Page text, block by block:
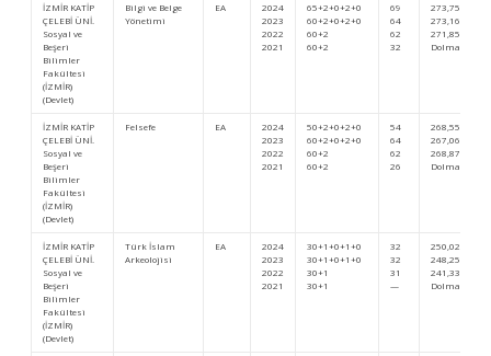
İZMİR KATİP
ÇELEBİ ÜNİ.
Sosyal ve
Beşeri
Bilimler
Fakültesi
(İZMİR)
(Devlet)
Bilgi ve Belge
Yönetimi
EA
2024
2023
2022
2021
65+2+0+2+0
60+2+0+2+0
60+2
60+2
69
64
62
32
273,75719
273,16948
271,85305
Dolmadı
İZMİR KATİP
ÇELEBİ ÜNİ.
Sosyal ve
Beşeri
Bilimler
Fakültesi
(İZMİR)
(Devlet)
Felsefe EA
2024
2023
2022
2021
50+2+0+2+0
60+2+0+2+0
60+2
60+2
54
64
62
26
268,55747
267,06724
268,87165
Dolmadı
İZMİR KATİP
ÇELEBİ ÜNİ.
Sosyal ve
Beşeri
Bilimler
Fakültesi
(İZMİR)
(Devlet)
Türk İslam
Arkeolojisi
EA
2024
2023
2022
2021
30+1+0+1+0
30+1+0+1+0
30+1
30+1
32
32
31
—
250,02498
248,25827
241,33001
Dolmadı